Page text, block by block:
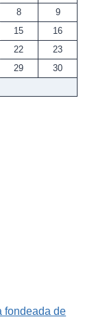
8
9
15
16
22
23
29
30
fondeada de